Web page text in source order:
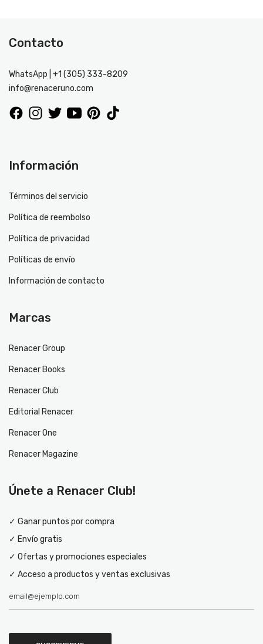
Contacto
WhatsApp | +1 (305) 333-8209
info@renaceruno.com
Información
Términos del servicio
Política de reembolso
Política de privacidad
Políticas de envío
Información de contacto
Marcas
Renacer Group
Renacer Books
Renacer Club
Editorial Renacer
Renacer One
Renacer Magazine
Únete a Renacer Club!
✓ Ganar puntos por compra
✓ Envío gratis
✓ Ofertas y promociones especiales
✓ Acceso a productos y ventas exclusivas